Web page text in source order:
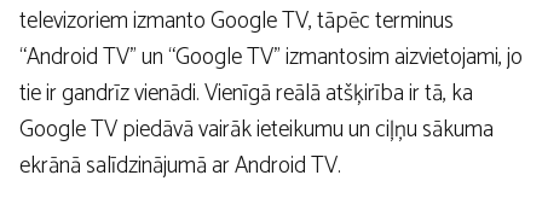
televizoriem izmanto Google TV, tāpēc terminus
“Android TV” un “Google TV” izmantosim aizvietojami, jo
tie ir gandrīz vienādi. Vienīgā reālā atšķirība ir tā, ka
Google TV piedāvā vairāk ieteikumu un ciļņu sākuma
ekrānā salīdzinājumā ar Android TV.